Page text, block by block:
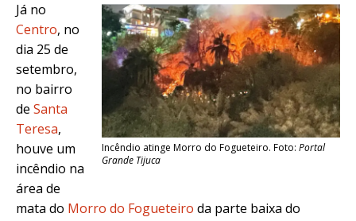
Incêndio atinge Morro do Fogueteiro. Foto: Portal
Grande Tijuca
Já no
Centro, no
dia 25 de
setembro,
no bairro
de Santa
Teresa,
houve um
incêndio na
área de
mata do Morro do Fogueteiro da parte baixa do